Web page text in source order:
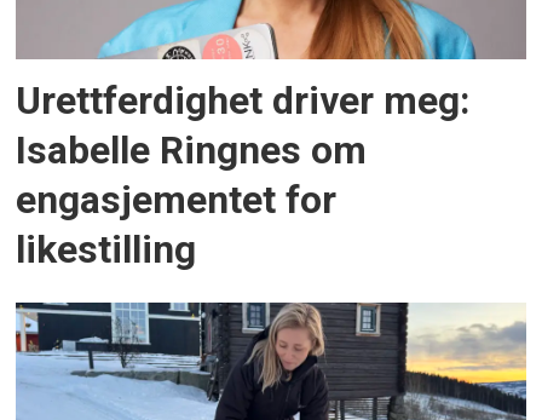
Urettferdighet driver meg:
Isabelle Ringnes om
engasjementet for
likestilling